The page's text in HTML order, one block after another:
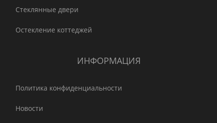
Стеклянные двери
Остекление коттеджей
ИНФОРМАЦИЯ
Политика конфиденциальности
Новости